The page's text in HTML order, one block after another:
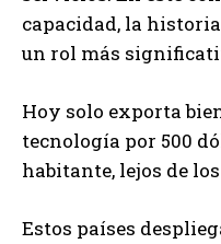
capacidad, la
un rol más
Hoy solo exporta
tecnología por 500
habitante, lejos de
Estos países